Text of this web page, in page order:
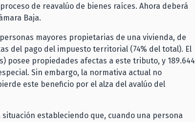
de reavalúo de bienes raíces. Ahora deberá
Baja.
mayores propietarias de una vivienda, de
del pago del impuesto territorial (74% del total). El
posee propiedades afectas a este tributo, y 189.644
Sin embargo, la normativa actual no
este beneficio por el alza del avalúo del
estableciendo que, cuando una persona